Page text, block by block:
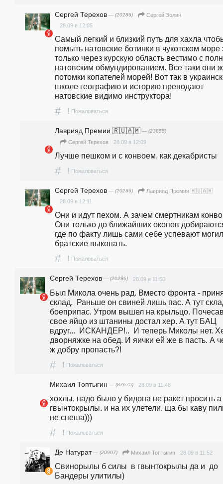
Сергей Терехов — (20286)
Сергей Золин
28.09 в 12:05
Самый легкий и близкий путь для хахла
помыть натовские ботинки в чукотском море
только через курскую область вестимо с
натовским обмундированием. Все таки они
потомки копателей морей! Вот так в
школе географию и историю преподают
натовские видимо инструктора!
# ! Пожаловаться
Лаврияд Премии 🇷🇺🇦🇲 — (23855)
Сергей Терехов 28.09 в 12:09
Лучше пешком и с конвоем, как декабристы
# ! Пожаловаться
Сергей Терехов — (20286)
Лаврияд Премии 🇷🇺🇦🇲
28.09 в 12:11
Они и идут пехом. А зачем смертникам
Они только до ближайших окопов
где по факту лишь сами себе успевают
братские выкопать.
# ! Пожаловаться
Сергей Терехов — (20286) 28.09 в 11:50
Был Микола очень рад. Вместо фронта -
склад.  Раньше он свиней лишь пас. А тут
боеприпас. Утром вышел на крыльцо.
свое яйцо из штанины достал хер. А тут БАЦ
вдруг...  ИСКАНДЕР!..  И теперь Миколы нет.
дворняжке на обед. И яички ей же в пасть. А
ж добру пропасть?!
# ! Пожаловаться
Михаил Топтыгин — (87675) 28.09 в 11:48
хохлы, надо было у бидона не ракет просить а
гвынтокрылы. и на их улетели. ща бы каву
не спеша)))
# ! Пожаловаться
Де Натурат— (20907) Михаил Топтыгин 28.09 в 11:52
Свинорылы б силы  в гвынтокрылы да и  до
Бандеры улитилы)